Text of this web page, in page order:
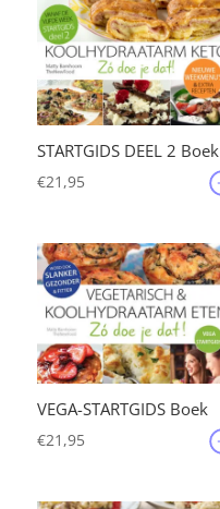
STARTGIDS DEEL 2 Boek
€21,95
VEGA-STARTGIDS Boek
€21,95